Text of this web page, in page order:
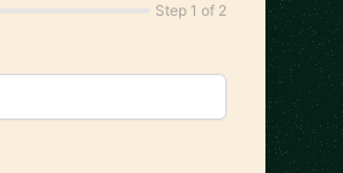
Step 1 of 2